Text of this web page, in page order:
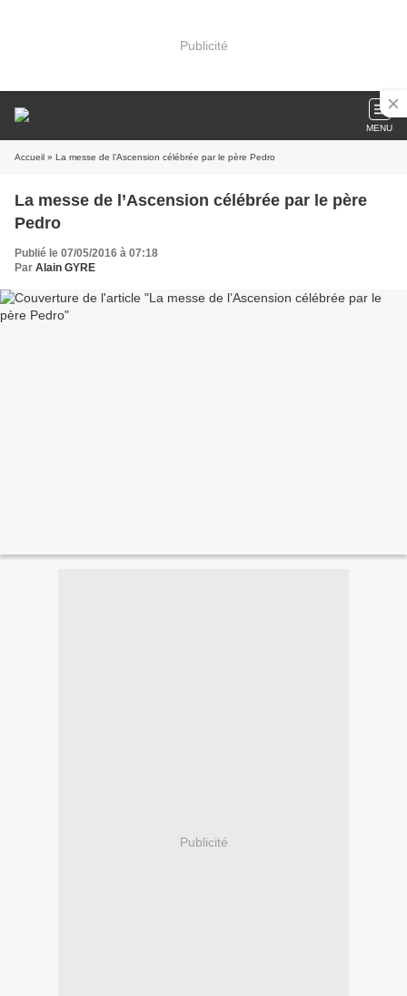
Publicité
MENU
Accueil » La messe de l’Ascension célébrée par le père Pedro
La messe de l’Ascension célébrée par le père
Pedro
Publié le 07/05/2016 à 07:18
Par Alain GYRE
Publicité